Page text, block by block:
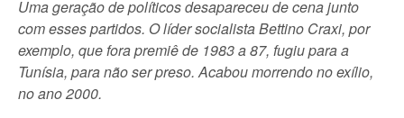
Uma geração de políticos desapareceu de cena junto
com esses partidos. O líder socialista Bettino Craxi, por
exemplo, que fora premiê de 1983 a 87, fugiu para a
Tunísia, para não ser preso. Acabou morrendo no exílio,
no ano 2000.